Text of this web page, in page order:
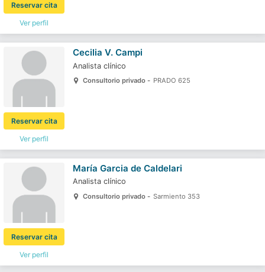
Ver perfil
Reservar cita
Ver perfil
Reservar cita
Cecilia V. Campi
Analista clínico
Consultorio privado - PRADO 625
Ver perfil
Reservar cita
María Garcia de Caldelari
Analista clínico
Consultorio privado - Sarmiento 353